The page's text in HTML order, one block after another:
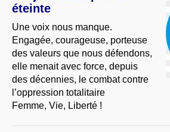
éteinte
Une voix nous manque.
Engagée, courageuse, porteuse
des valeurs que nous défendons,
elle menait avec force, depuis
des décennies, le combat contre
l’oppression totalitaire
Femme, Vie, Liberté !